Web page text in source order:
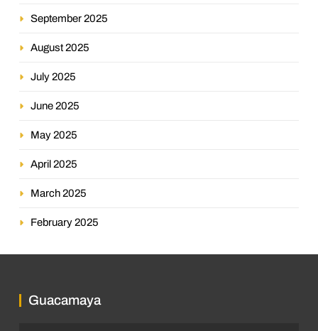
September 2025
August 2025
July 2025
June 2025
May 2025
April 2025
March 2025
February 2025
Guacamaya